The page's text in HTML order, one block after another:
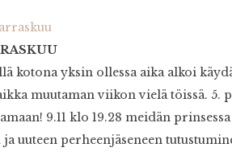
kotona yksin ollessa aika alkoi
muutaman viikon vielä töissä. 5.
9.11 klo 19.28 meidän
uuteen perheenjäseneen